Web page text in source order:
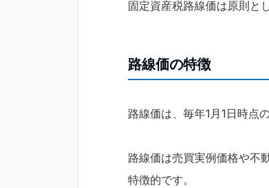
固定資産税路線価は原則と
路線価の特徴
路線価は、毎年1月1日時点
路線価は売買実例価格や不
特徴的です。